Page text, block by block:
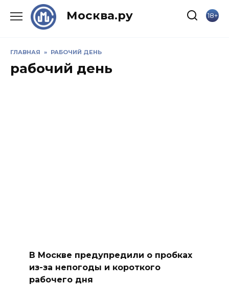
Москва.ру 18+
ГЛАВНАЯ » РАБОЧИЙ ДЕНЬ
рабочий день
В Москве предупредили о пробках
из-за непогоды и короткого
рабочего дня